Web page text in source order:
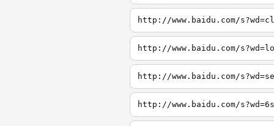
http://www.baidu.com/
http://www.baidu.com/
http://www.baidu.com/
http://www.baidu.com/